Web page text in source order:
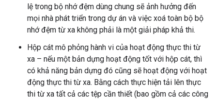
lệ trong bộ nhớ đệm dùng chung sẽ ảnh hưởng đến
mọi nhà phát triển trong dự án và việc xoá toàn bộ bộ
nhớ đệm từ xa không phải là một giải pháp khả thi.
Hộp cát mô phỏng hành vi của hoạt động thực thi từ
xa – nếu một bản dựng hoạt động tốt với hộp cát, thì
có khả năng bản dựng đó cũng sẽ hoạt động với hoạt
động thực thi từ xa. Bằng cách thực hiện tải lên thực
thi từ xa tất cả các tệp cần thiết (bao gồm cả các công